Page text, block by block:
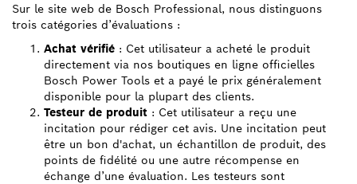
Sur le site web de Bosch Professional, nous distinguons
trois catégories d’évaluations :
Achat vérifié : Cet utilisateur a acheté le produit
directement via nos boutiques en ligne officielles
Bosch Power Tools et a payé le prix généralement
disponible pour la plupart des clients.
Testeur de produit : Cet utilisateur a reçu une
incitation pour rédiger cet avis. Une incitation peut
être un bon d'achat, un échantillon de produit, des
points de fidélité ou une autre récompense en
échange d’une évaluation. Les testeurs sont